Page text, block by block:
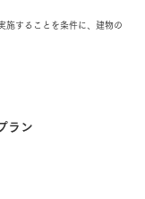
することを条件に、建物の
ラン